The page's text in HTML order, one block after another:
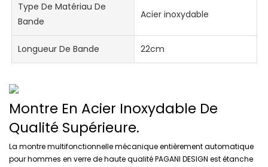
Type De Matériau De
Bande
Acier inoxydable
Longueur De Bande 22cm
Montre En Acier Inoxydable De
Qualité Supérieure.
La montre multifonctionnelle mécanique entièrement automatique
pour hommes en verre de haute qualité PAGANI DESIGN est étanche